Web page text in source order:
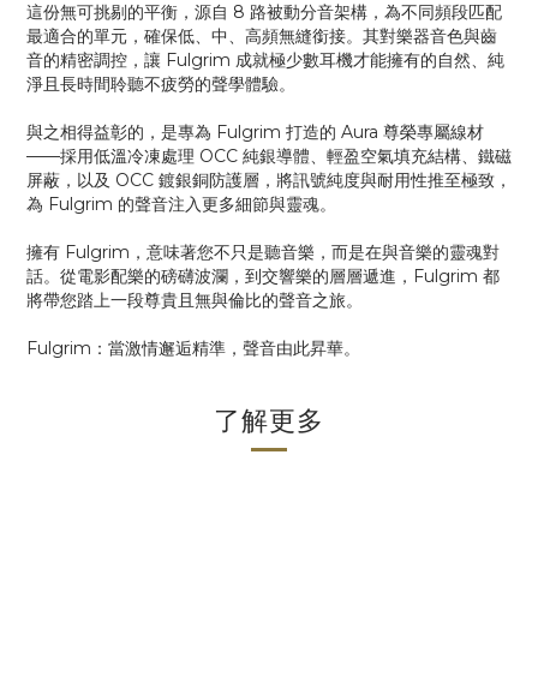
這份無可挑剔的平衡，源自 8 路被動分音架構，為不同頻段匹配
最適合的單元，確保低、中、高頻無縫銜接。其對樂器音色與齒
音的精密調控，讓 Fulgrim 成就極少數耳機才能擁有的自然、純
淨且長時間聆聽不疲勞的聲學體驗。
與之相得益彰的，是專為 Fulgrim 打造的 Aura 尊榮專屬線材
——採用低溫冷凍處理 OCC 純銀導體、輕盈空氣填充結構、鐵磁
屏蔽，以及 OCC 鍍銀銅防護層，將訊號純度與耐用性推至極致，
為 Fulgrim 的聲音注入更多細節與靈魂。
擁有 Fulgrim，意味著您不只是聽音樂，而是在與音樂的靈魂對
話。從電影配樂的磅礴波瀾，到交響樂的層層遞進，Fulgrim 都
將帶您踏上一段尊貴且無與倫比的聲音之旅。
Fulgrim：當激情邂逅精準，聲音由此昇華。
了解更多